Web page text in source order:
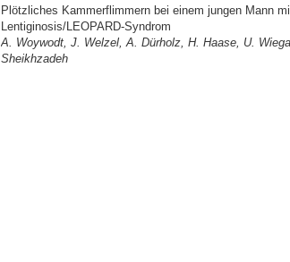
Plötzliches Kammerflimmern bei einem jungen Mann
Lentiginosis/LEOPARD-Syndrom
A. Woywodt, J. Welzel, A. Dürholz, H. Haase, U.
Sheikhzadeh